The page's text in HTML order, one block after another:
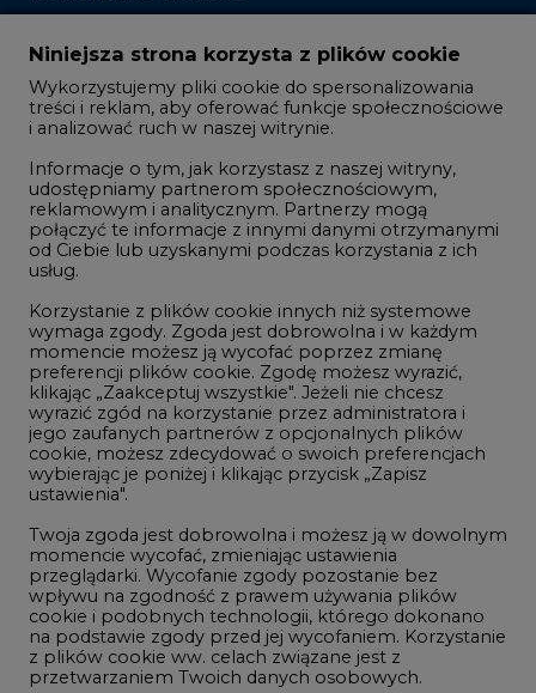
Zmiany kadrowe na rynku
Studio CIRE
Rozmowy o energetyce
Gospodarka
Geopolityka
LTE450
Innowacje i AI
Telekomunikacja i IT
Handel emisjami CO2
Wodór
Górnictwo
Atom
Fotowoltaika
Offshore wind
Niniejsza strona korzysta z plików cookie
Wykorzystujemy pliki cookie do spersonalizowania
treści i reklam, aby oferować funkcje społecznościowe
i analizować ruch w naszej witrynie.
Informacje o tym, jak korzystasz z naszej witryny,
udostępniamy partnerom społecznościowym,
reklamowym i analitycznym. Partnerzy mogą
połączyć te informacje z innymi danymi otrzymanymi
od Ciebie lub uzyskanymi podczas korzystania z ich
usług.
Korzystanie z plików cookie innych niż systemowe
wymaga zgody. Zgoda jest dobrowolna i w każdym
momencie możesz ją wycofać poprzez zmianę
preferencji plików cookie. Zgodę możesz wyrazić,
klikając „Zaakceptuj wszystkie". Jeżeli nie chcesz
wyrazić zgód na korzystanie przez administratora i
jego zaufanych partnerów z opcjonalnych plików
cookie, możesz zdecydować o swoich preferencjach
wybierając je poniżej i klikając przycisk „Zapisz
ustawienia".
Twoja zgoda jest dobrowolna i możesz ją w dowolnym
momencie wycofać, zmieniając ustawienia
przeglądarki. Wycofanie zgody pozostanie bez
wpływu na zgodność z prawem używania plików
cookie i podobnych technologii, którego dokonano
na podstawie zgody przed jej wycofaniem. Korzystanie
z plików cookie ww. celach związane jest z
przetwarzaniem Twoich danych osobowych.